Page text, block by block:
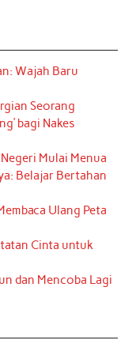
Wajah Baru
Seorang
bagi Nakes
Mulai Menua
Belajar Bertahan
Ulang Peta
Cinta untuk
dan Mencoba Lagi